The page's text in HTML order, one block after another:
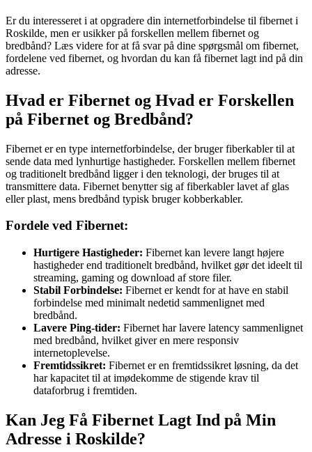
Er du interesseret i at opgradere din internetforbindelse til fibernet i
Roskilde, men er usikker på forskellen mellem fibernet og
bredbånd? Læs videre for at få svar på dine spørgsmål om fibernet,
fordelene ved fibernet, og hvordan du kan få fibernet lagt ind på din
adresse.
Hvad er Fibernet og Hvad er Forskellen
på Fibernet og Bredbånd?
Fibernet er en type internetforbindelse, der bruger fiberkabler til at
sende data med lynhurtige hastigheder. Forskellen mellem fibernet
og traditionelt bredbånd ligger i den teknologi, der bruges til at
transmittere data. Fibernet benytter sig af fiberkabler lavet af glas
eller plast, mens bredbånd typisk bruger kobberkabler.
Fordele ved Fibernet:
Hurtigere Hastigheder: Fibernet kan levere langt højere
hastigheder end traditionelt bredbånd, hvilket gør det ideelt til
streaming, gaming og download af store filer.
Stabil Forbindelse: Fibernet er kendt for at have en stabil
forbindelse med minimalt nedetid sammenlignet med
bredbånd.
Lavere Ping-tider: Fibernet har lavere latency sammenlignet
med bredbånd, hvilket giver en mere responsiv
internetoplevelse.
Fremtidssikret: Fibernet er en fremtidssikret løsning, da det
har kapacitet til at imødekomme de stigende krav til
dataforbrug i fremtiden.
Kan Jeg Få Fibernet Lagt Ind på Min
Adresse i Roskilde?